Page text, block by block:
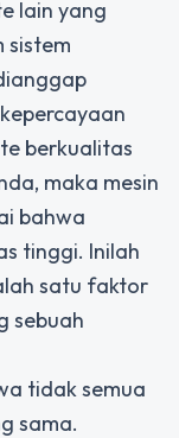
lain yang
sistem
berkualitas
maka mesin
bahwa
tinggi. Inilah
satu faktor
sebuah
tidak semua
sama.